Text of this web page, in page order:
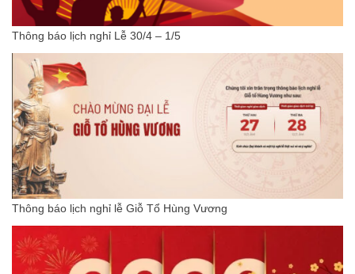
Thông báo lịch nghỉ Lễ 30/4 – 1/5
Thông báo lịch nghỉ lễ Giỗ Tổ Hùng Vương